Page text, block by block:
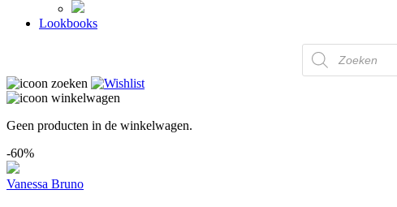
Lookbooks
Producten
zoeken
Geen producten in de winkelwagen.
-60%
Vanessa Bruno